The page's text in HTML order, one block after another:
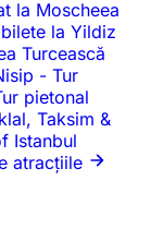
la Moscheea
la Yildiz
Turcească
- Tur
pietonal
Taksim &
Istanbul
atracțiile